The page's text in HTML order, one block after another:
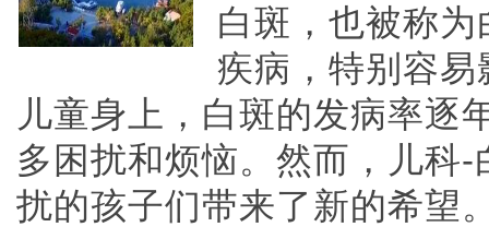
白斑，也被称
疾病，特别容
儿童身上，白斑的发病率逐
多困扰和烦恼。然而，儿科
扰的孩子们带来了新的希望